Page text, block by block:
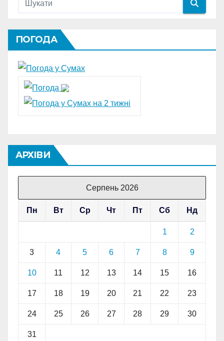
ПОГОДА
АРХІВИ
Серпень 2026
Пн Вт Ср Чт Пт Сб Нд
1 2
3 4 5 6 7 8 9
10 11 12 13 14 15 16
17 18 19 20 21 22 23
24 25 26 27 28 29 30
31